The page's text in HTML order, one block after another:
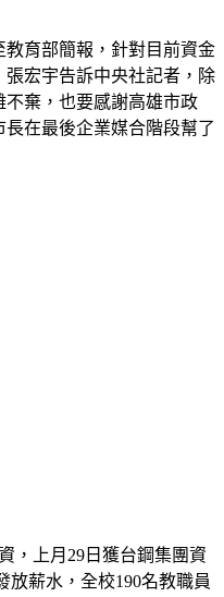
育部簡報，針對目前資金
宏宇告訴中央社記者，除
不棄，也要感謝高雄市政
在最後企業媒合階段幫了
，上月29日獲台鋼集團資